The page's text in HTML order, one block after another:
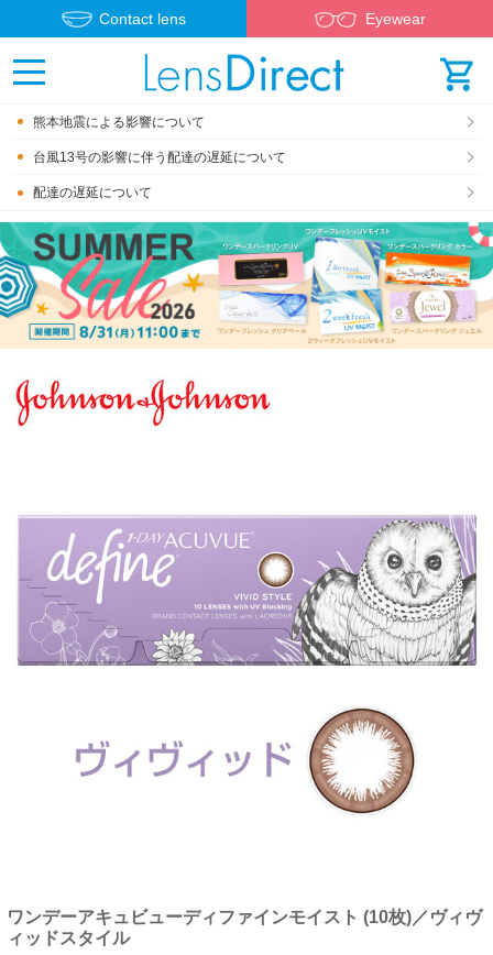
Contact lens Eyewear
熊本地震による影響について
台風13号の影響に伴う配達の遅延について
配達の遅延について
ワンデーアキュビューディファインモイスト (10枚)／ヴィヴ
ィッドスタイル